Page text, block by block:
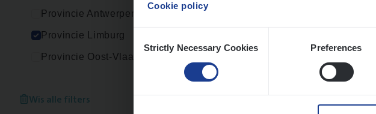
Cookie policy
Selection
Strictly Necessary Cookies Preferences
Provincie Antwerpen
Provincie Limburg
Provincie Oost-Vlaanderen
Wis alle filters